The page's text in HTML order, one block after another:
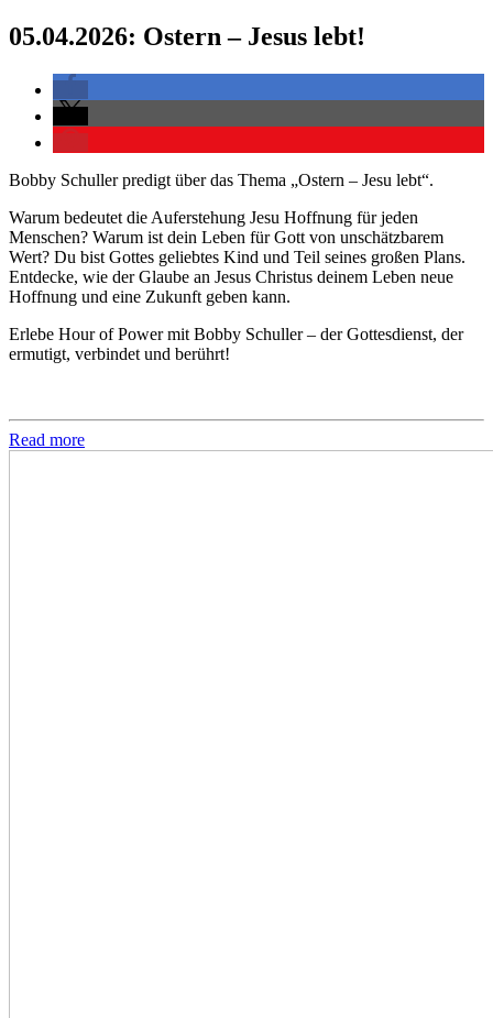
05.04.2026: Ostern – Jesus lebt!
Bobby Schuller predigt über das Thema „Ostern – Jesu lebt“.
Warum bedeutet die Auferstehung Jesu Hoffnung für jeden
Menschen? Warum ist dein Leben für Gott von unschätzbarem
Wert? Du bist Gottes geliebtes Kind und Teil seines großen Plans.
Entdecke, wie der Glaube an Jesus Christus deinem Leben neue
Hoffnung und eine Zukunft geben kann.
Erlebe Hour of Power mit Bobby Schuller – der Gottesdienst, der
ermutigt, verbindet und berührt!
Read more